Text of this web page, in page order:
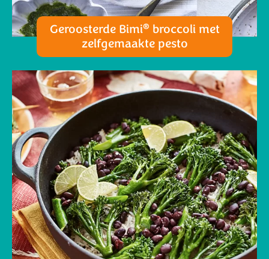
Geroosterde Bimi® broccoli met
zelfgemaakte pesto